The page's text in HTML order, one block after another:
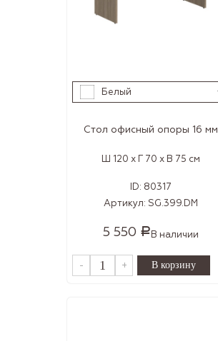
Белый
Стол офисный опоры 16 мм
Ш 120 x Г 70 x В 75 см
ID: 80317
Артикул: SG.399.DM
5 550 Р В наличии
- +